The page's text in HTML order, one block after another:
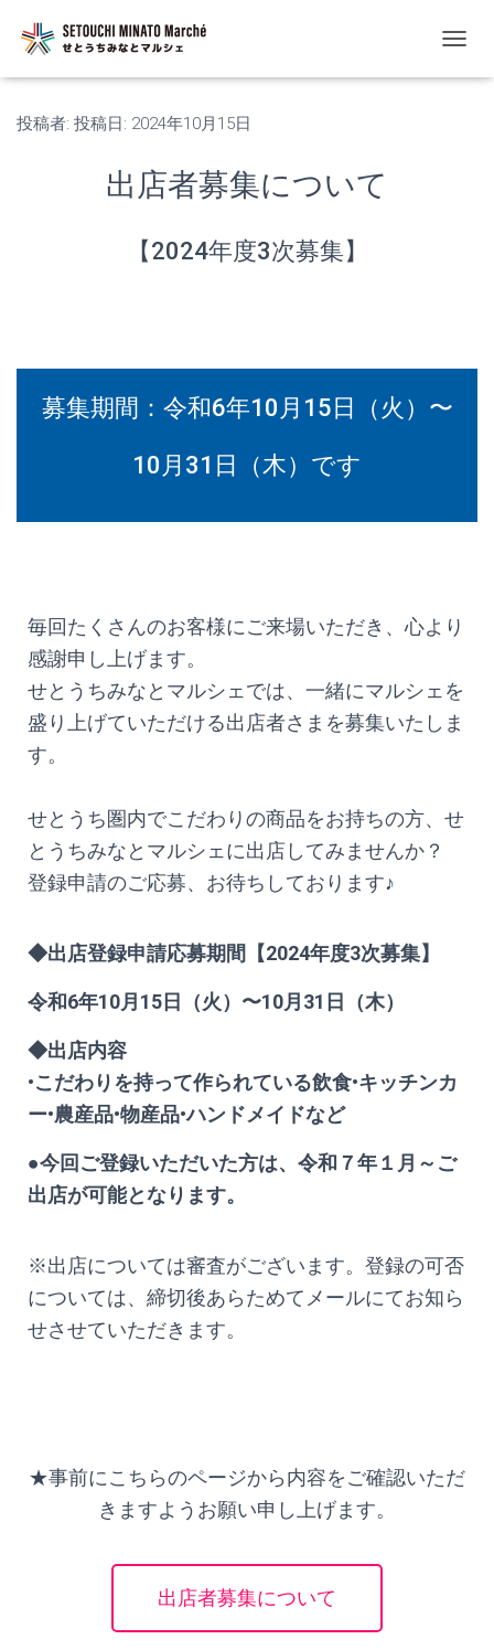
ビ
投稿者: 投稿日: 2024年10月15日
出店者募集について
【2024年度3次募集】
募集期間：令和6年10月15日（火）〜
10月31日（木）です
毎回たくさんのお客様にご来場いただき、心より
感謝申し上げます。
せとうちみなとマルシェでは、一緒にマルシェを
盛り上げていただける出店者さまを募集いたしま
す。
せとうち圏内でこだわりの商品をお持ちの方、せ
とうちみなとマルシェに出店してみませんか？
登録申請のご応募、お待ちしております♪
◆出店登録申請応募期間【2024年度3次募集】
令和6年10月15日（火）〜10月31日（木）
◆出店内容
•こだわりを持って作られている飲食•キッチンカ
ー•農産品•物産品•ハンドメイドなど
●今回ご登録いただいた方は、令和７年１月～ご
出店が可能となります。
※出店については審査がございます。登録の可否
については、締切後あらためてメールにてお知ら
せさせていただきます。
★事前にこちらのページから内容をご確認いただ
きますようお願い申し上げます。
出店者募集について